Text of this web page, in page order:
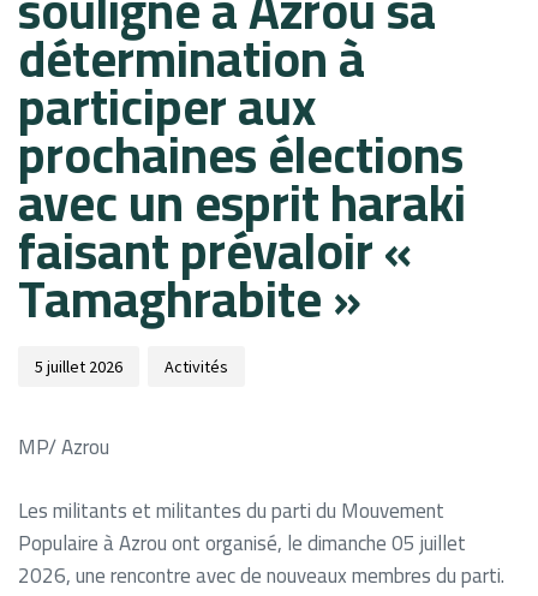
détermination à
participer aux
prochaines élections
avec un esprit haraki
faisant prévaloir «
Tamaghrabite »
5 juillet 2026 Activités
MP/ Azrou
Les militants et militantes du parti du Mouvement
Populaire à Azrou ont organisé, le dimanche 05 juillet
2026, une rencontre avec de nouveaux membres du parti.